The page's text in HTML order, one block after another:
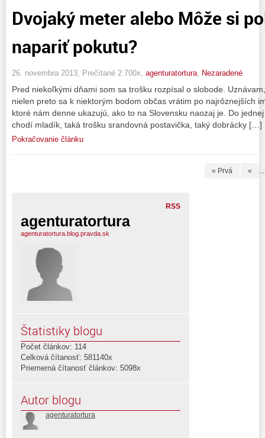
Dvojaký meter alebo Môže si
napariť pokutu?
26. novembra 2013, Prečítané 2 700x, agenturatortura, Nezaradené
Pred niekoľkými dňami som sa trošku rozpísal o slobode.
nielen preto sa k niektorým bodom občas vrátim po najrôznejších
ktoré nám denne ukazujú, ako to na Slovensku naozaj je. Do
chodí mladík, taká trošku srandovná postavička, taký dobrácky […]
Pokračovanie článku
« Prvá « ...
RSS
agenturatortura
agenturatortura.blog.pravda.sk
Štatistiky blogu
Počet článkov: 114
Celková čítanosť: 581140x
Priemerná čítanosť článkov: 5098x
Autor blogu
agenturatortura